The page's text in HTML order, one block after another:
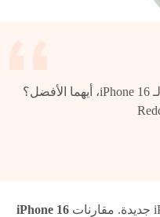
iPhone 16